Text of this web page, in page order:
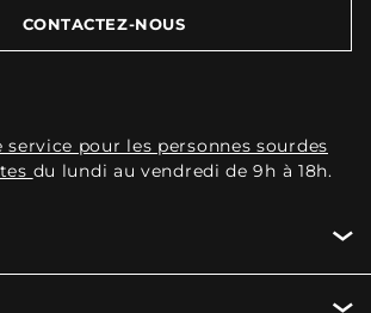
CONTACTEZ-NOUS
service pour les personnes sourdes
du lundi au vendredi de 9h à 18h.